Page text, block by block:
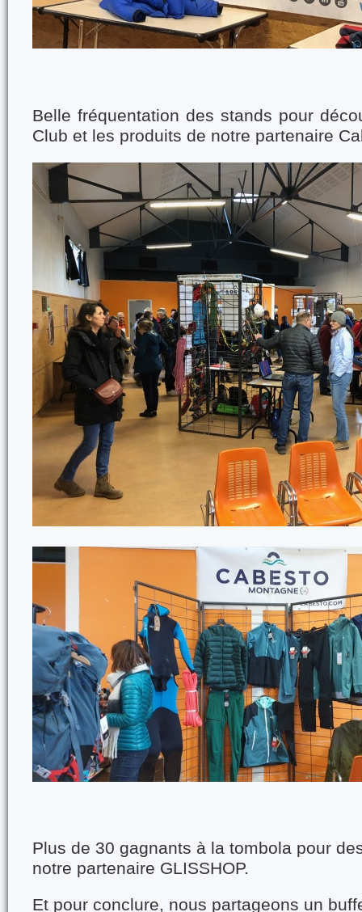
Belle fréquentation des stands pour
Club et les produits de notre partenaire
Plus de 30 gagnants à la tombola pour
notre partenaire GLISSHOP.
Et pour conclure, nous partageons un